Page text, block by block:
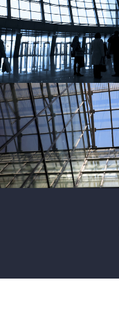
photo
photo